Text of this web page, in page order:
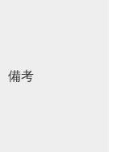
備考